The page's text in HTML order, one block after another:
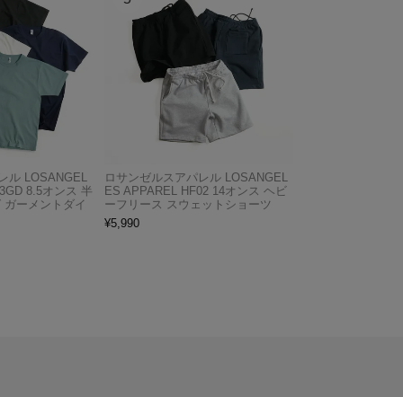
ル LOSANGEL
8.5オンス 半
ーメントダイ
ロサンゼルスアパレル LOSANGEL
ES APPAREL HF02 14オンス ヘビ
ーフリース スウェットショーツ
¥5,990